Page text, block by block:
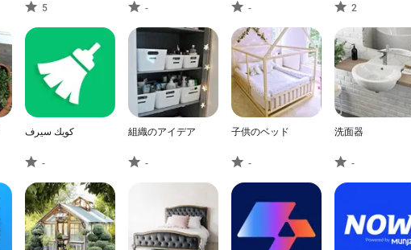
5
- -
2
كويك سيرف
-
組織のアイデア
-
子供のベッド
-
洗面器
-